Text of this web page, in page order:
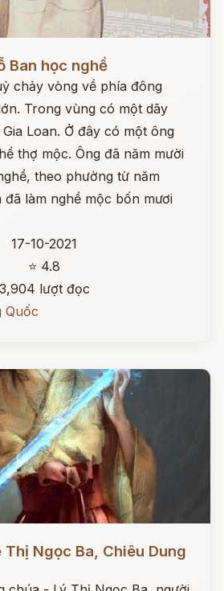
Ban học nghề
chảy vòng về phía đông
Trong vùng có một dãy
Loan. Ở đây có một ông
thợ mộc. Ông đã năm mười
theo phường từ năm
đã làm nghề mộc bốn mươi
17-10-2021
⭐ 4.8
3,904 lượt đọc
Quốc
Thị Ngọc Ba, Chiêu Dung